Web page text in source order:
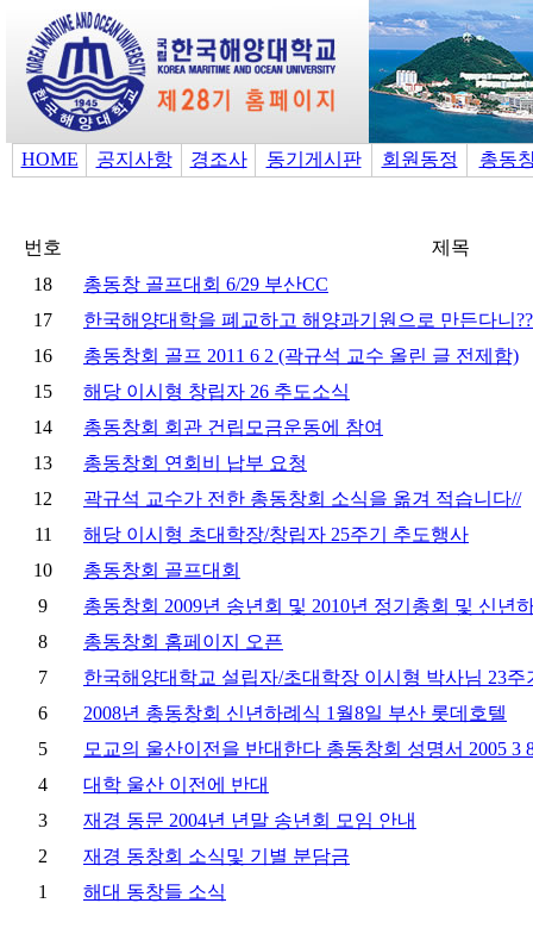
HOME 공지사항 경조사 동기게시판 회원동정 총동
번호
제목
18
총동창 골프대회 6/29 부산CC
17
한국해양대학을 폐교하고 해양과기원으로 만든다니??
16
총동창회 골프 2011 6 2 (곽규석 교수 올린 글 전제함)
15
해당 이시형 창립자 26 추도소식
14
총동창회 회관 건립모금운동에 참여
13
총동창회 연회비 납부 요청
12
곽규석 교수가 전한 총동창회 소식을 옮겨 적습니다//
11
해당 이시형 초대학장/창립자 25주기 추도행사
10
총동창회 골프대회
9
총동창회 2009년 송년회 및 2010년 정기총회 및 신년
8
총동창회 홈페이지 오픈
7
한국해양대학교 설립자/초대학장 이시형 박사님 23주
6
2008년 총동창회 신년하례식 1월8일 부산 롯데호텔
5
모교의 울산이전을 반대한다 총동창회 성명서 2005 3
4
대학 울산 이전에 반대
3
재경 동문 2004년 년말 송년회 모임 안내
2
재경 동창회 소식및 기별 분담금
1
해대 동창들 소식